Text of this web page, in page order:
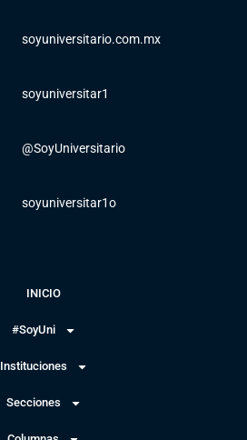
soyuniversitario.com.mx
soyuniversitar1
@SoyUniversitario
soyuniversitar1o
INICIO
#SoyUni
Instituciones
Secciones